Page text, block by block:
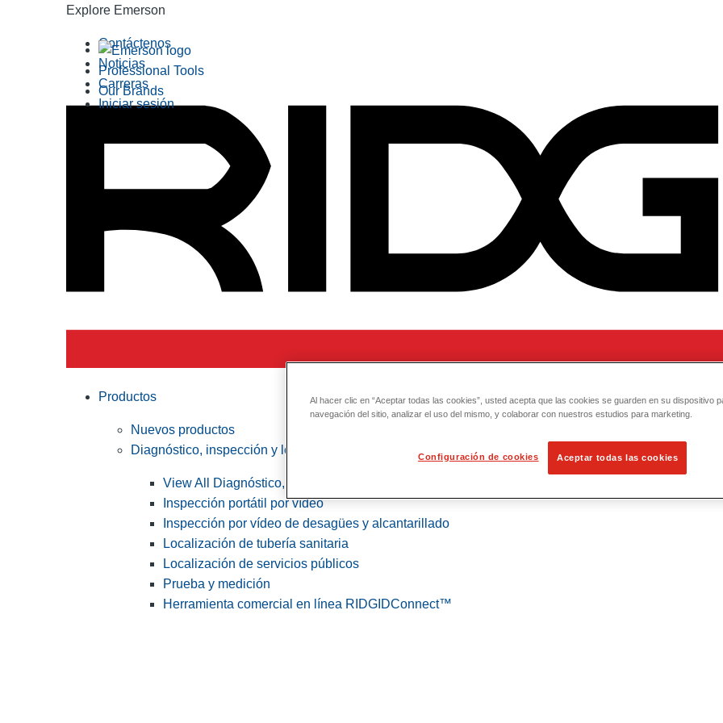
Explore Emerson
Professional Tools
Our Brands
Contáctenos
Noticias
Carreras
Iniciar sesión
Productos
Nuevos productos
Diagnóstico, inspección y localización
View All Diagnóstico, inspección y localización
Inspección portátil por vídeo
Inspección por vídeo de desagües y alcantarillado
Localización de tubería sanitaria
Localización de servicios públicos
Prueba y medición
Herramienta comercial en línea RIDGIDConnect™
Al hacer clic en “Aceptar todas las cookies”, usted acepta que las cookies se guarden en su dispositivo
navegación del sitio, analizar el uso del mismo, y colaborar con nuestros estudios para marketing.
Configuración de cookies Aceptar todas las cookies